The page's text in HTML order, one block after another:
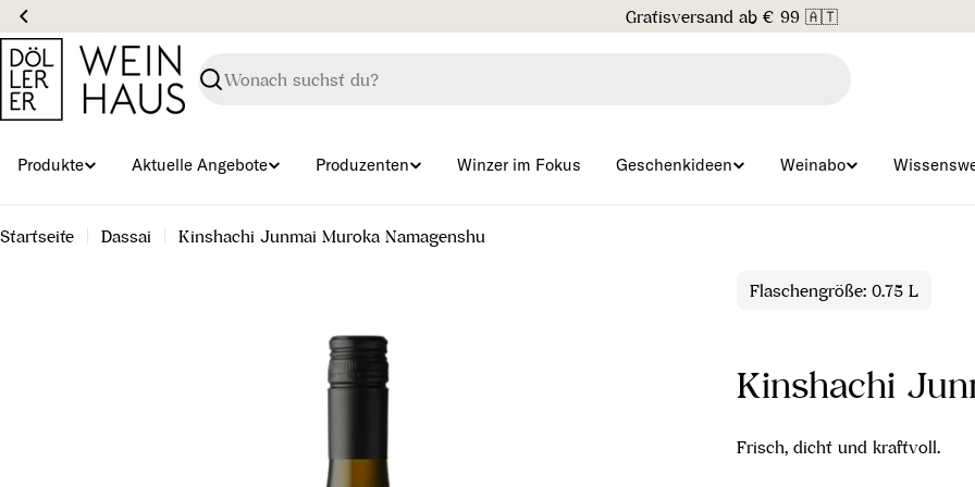
Zum
Inhalt
springen
Gratisversand ab € 99 🇦🇹
Suchen
Produkte Aktuelle Angebote Produzenten Winzer im Fokus Geschenkideen Weinabo
Startseite Dassai Kinshachi Junmai Muroka Namagenshu
Flaschengröße: 0.75 L
Kinshachi
Frisch, dicht und kraftvoll.